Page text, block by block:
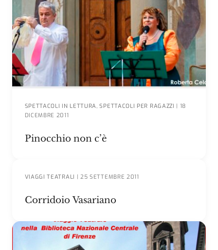
SPETTACOLI IN LETTURA,SPETTACOLI PER RAGAZZI | 18
DICEMBRE 2011
Pinocchio non c’è
VIAGGI TEATRALI | 25 SETTEMBRE 2011
Corridoio Vasariano